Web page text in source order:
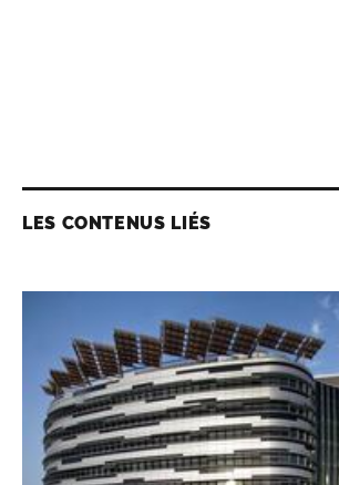
LES CONTENUS LIÉS